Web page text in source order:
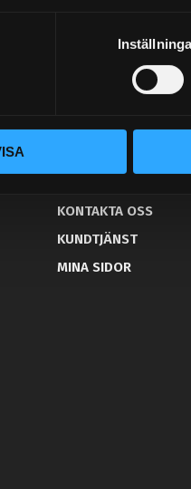
KONTAKTA OSS
KUNDTJÄNST
MINA SIDOR